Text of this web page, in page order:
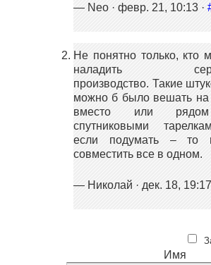
— Neo · февр. 21, 10:13 ·
Не понятно только, кто
наладить
производство. Такие
можно б было вешать на
вместо или
спутниковыми
если подумать – то
совместить все в одном.
— Николай · дек. 18, 19:17
Имя